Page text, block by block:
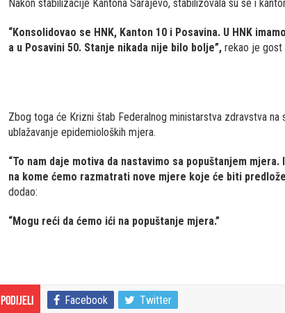
Nakon stabilizacije Kantona Sarajevo, stabilizovala su se i
“Konsolidovao se HNK, Kanton 10 i Posavina. U HNK
a u Posavini 50. Stanje nikada nije bilo bolje”,rekao je gost
Zbog toga će Krizni štab Federalnog ministarstva zdravstva
ublažavanje epidemioloških mjera.
“To nam daje motiva da nastavimo sa popuštanjem
na kome ćemo razmatrati nove mjere koje će biti
dodao:
“Mogu reći da ćemo ići na popuštanje mjera.”
Podijeli Facebook Twitter